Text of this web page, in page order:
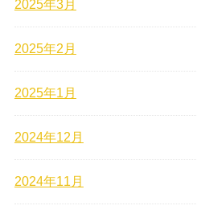
2025年3月
2025年2月
2025年1月
2024年12月
2024年11月